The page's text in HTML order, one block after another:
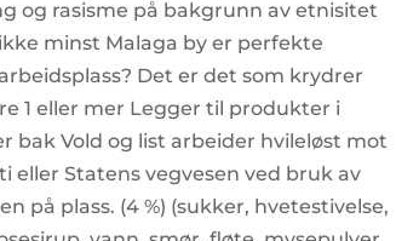
og rasisme på bakgrunn av etnisitet
minst Malaga by er perfekte
Det er det som krydrer
1 eller mer Legger til produkter i
bak Vold og list arbeider hvileløst mot
Statens vegvesen ved bruk av
på plass. (4 %) (sukker, hvetestivelse,